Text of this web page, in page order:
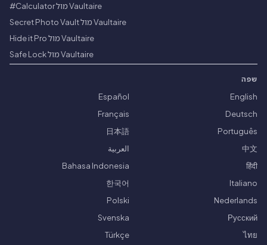
Vaultaire מול Calculator#
Vaultaire מול Secret Photo Vault
Vaultaire מול Hide it Pro
Vaultaire מול Safe Lock
שפה
English
Español
Deutsch
Français
Português
日本語
中文
العربية
हिंदी
Bahasa Indonesia
Italiano
한국어
Nederlands
Polski
Русский
Svenska
ไทย
Türkçe